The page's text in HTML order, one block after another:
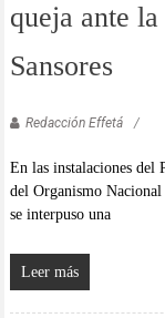
queja ante
Sansores
Redacción Effetá
En las instalaciones del
del Organismo
se interpuso una
Leer más